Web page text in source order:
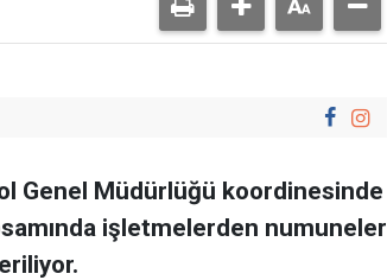
Genel Müdürlüğü koordinesinde
işletmelerden numuneler